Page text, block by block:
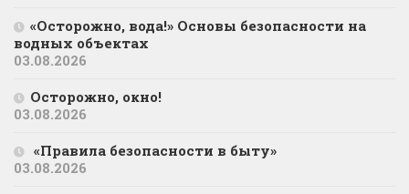
«Осторожно, вода!» Основы безопасности на
водных объектах
03.08.2026
Осторожно, окно!
03.08.2026
«Правила безопасности в быту»
03.08.2026